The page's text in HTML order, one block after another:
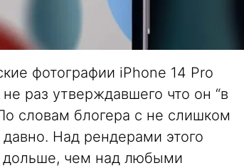
фотографии iPhone 14 Pro
раз утверждавшего что он “в
словам блогера с не слишком
Над рендерами этого
дольше, чем над любыми